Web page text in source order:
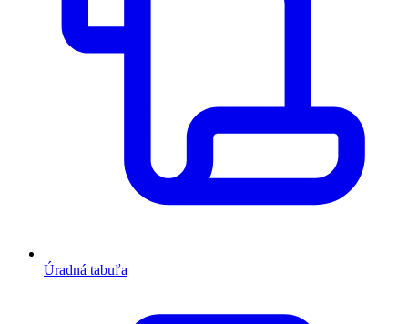
Úradná tabuľa